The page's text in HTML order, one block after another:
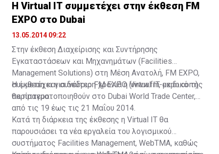
H Virtual IT συμμετέχει στην έκθεση FM
EXPO στο Dubai
13.05.2014 09:22
Στην έκθεση Διαχείρισης και Συντήρησης
Εγκαταστάσεων και Μηχανημάτων (Facilities
Management Solutions) στη Μέση Ανατολή, FM EXPO,
συμμετέχει για δεύτερη χρονιά η Virtual IT, με δικό της
περίπτερο.
Η έκθεση και συνέδριο FM EXPO (www.fm-expo.com)
θα πραγματοποιηθούν στο Dubai World Trade Center,
από τις 19 έως τις 21 Μαΐου 2014.
Κατά τη διάρκεια της έκθεσης η Virtual IT θα
παρουσιάσει τα νέα εργαλεία του λογισμικού
συστήματος Facilities Management, WebTMA, καθώς